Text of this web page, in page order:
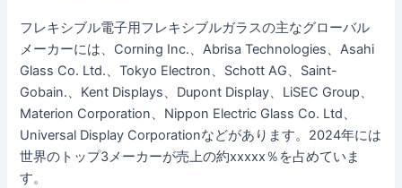
フレキシブル電子用フレキシブルガラスの主なグローバル
メーカーには、Corning Inc.、Abrisa Technologies、Asahi
Glass Co. Ltd.、Tokyo Electron、Schott AG、Saint-
Gobain.、Kent Displays、Dupont Display、LiSEC Group、
Materion Corporation、Nippon Electric Glass Co. Ltd、
Universal Display Corporationなどがあります。2024年には
世界のトップ3メーカーが売上の約xxxxx％を占めていま
す。